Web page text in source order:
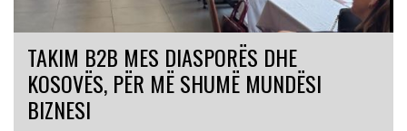
TAKIM B2B MES DIASPORËS DHE
KOSOVËS, PËR MË SHUMË MUNDËSI
BIZNESI